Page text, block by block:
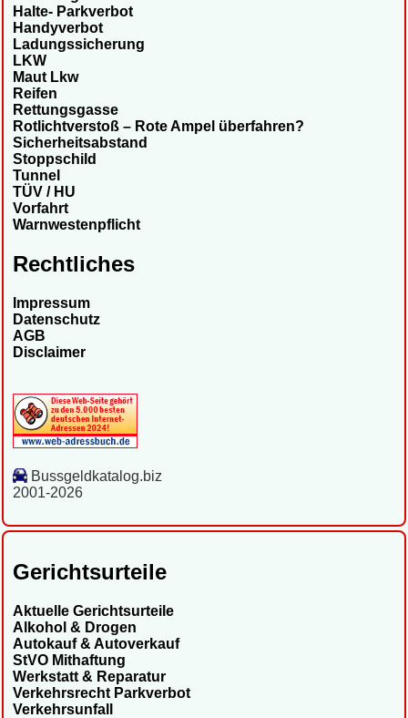
Halte- Parkverbot
Handyverbot
Ladungssicherung
LKW
Maut Lkw
Reifen
Rettungsgasse
Rotlichtverstoß – Rote Ampel überfahren?
Sicherheitsabstand
Stoppschild
Tunnel
TÜV / HU
Vorfahrt
Warnwestenpflicht
Rechtliches
Impressum
Datenschutz
AGB
Disclaimer
Bussgeldkatalog.biz
2001-2026
Gerichtsurteile
Aktuelle Gerichtsurteile
Alkohol & Drogen
Autokauf & Autoverkauf
StVO Mithaftung
Werkstatt & Reparatur
Verkehrsrecht Parkverbot
Verkehrsunfall